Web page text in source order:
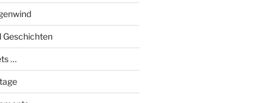
Geschichten
…